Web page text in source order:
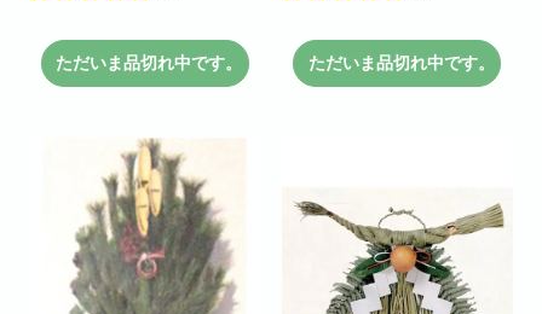
※こちらの商品は12月4日までに
ご注文頂きましたお客様に
ただいま品切れ中です。
※こちらの商品は12月4日までに
ご注文頂きましたお客様に
ただいま品切れ中です。